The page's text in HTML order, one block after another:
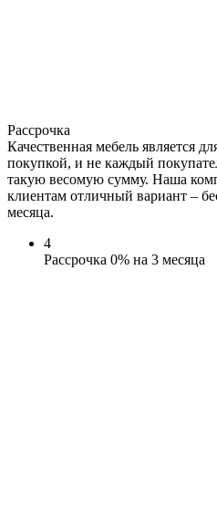
Рассрочка
Качественная мебель является
покупкой, и не каждый
такую весомую сумму. Наша
клиентам отличный вариант –
месяца.
4
Рассрочка 0% на 3 месяца